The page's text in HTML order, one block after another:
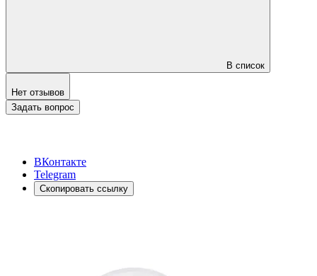
В список
Нет отзывов
Задать вопрос
ВКонтакте
Telegram
Скопировать ссылку